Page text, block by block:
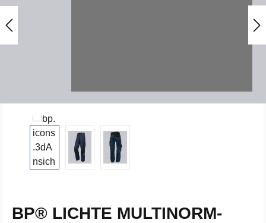
BP® LICHTE MULTINORM-